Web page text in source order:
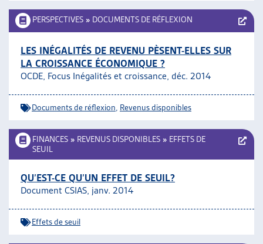
PERSPECTIVES » DOCUMENTS DE RÉFLEXION
LES INÉGALITÉS DE REVENU PÈSENT-ELLES SUR
LA CROISSANCE ÉCONOMIQUE ?
OCDE, Focus Inégalités et croissance, déc. 2014
Documents de réflexion Revenus disponibles
FINANCES » REVENUS DISPONIBLES » EFFETS DE
SEUIL
QU’EST-CE QU’UN EFFET DE SEUIL?
Document CSIAS, janv. 2014
Effets de seuil